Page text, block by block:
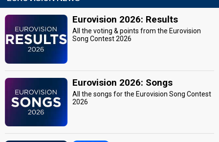
Eurovision 2026: Results
All the voting & points from the Eurovision
Song Contest 2026
Eurovision 2026: Songs
All the songs for the Eurovision Song Contest
2026